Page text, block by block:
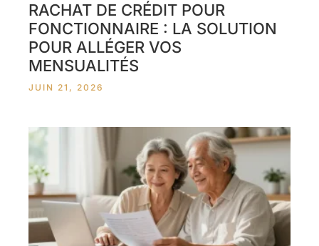
RACHAT DE CRÉDIT POUR
FONCTIONNAIRE : LA SOLUTION
POUR ALLÉGER VOS
MENSUALITÉS
JUIN 21, 2026